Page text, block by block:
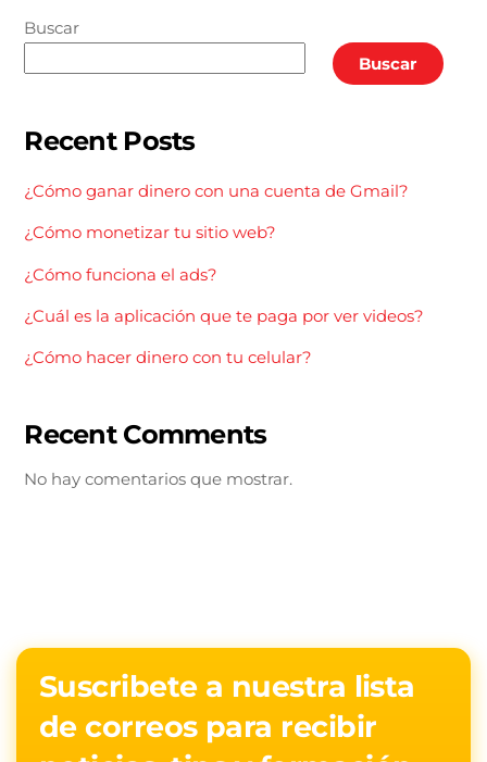
Buscar
Buscar
Recent Posts
¿Cómo ganar dinero con una cuenta de Gmail?
¿Cómo monetizar tu sitio web?
¿Cómo funciona el ads?
¿Cuál es la aplicación que te paga por ver videos?
¿Cómo hacer dinero con tu celular?
Recent Comments
No hay comentarios que mostrar.
Suscribete a nuestra lista
de correos para recibir